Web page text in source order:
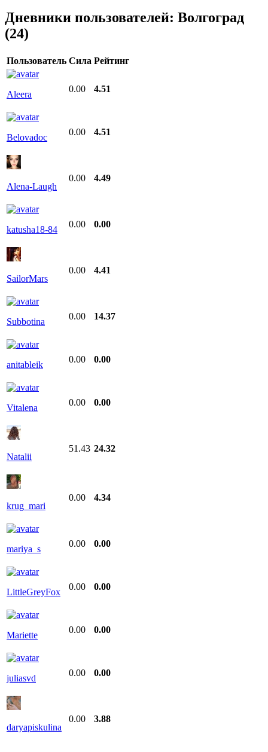
Дневники пользователей: Волгоград
(24)
Пользователь Сила Рейтинг
Aleera
0.00 4.51
Belovadoc
0.00 4.51
Alena-Laugh
0.00 4.49
katusha18-84
0.00 0.00
SailorMars
0.00 4.41
Subbotina
0.00 14.37
anitableik
0.00 0.00
Vitalena
0.00 0.00
Natalii
51.43 24.32
krug_mari
0.00 4.34
mariya_s
0.00 0.00
LittleGreyFox
0.00 0.00
Mariette
0.00 0.00
juliasvd
0.00 0.00
daryapiskulina
0.00 3.88